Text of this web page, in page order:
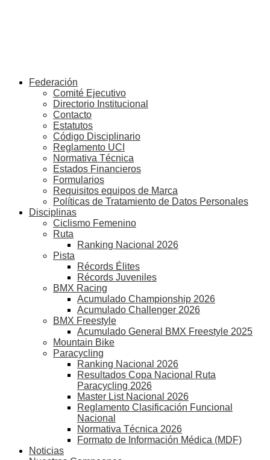
Federación
Comité Ejecutivo
Directorio Institucional
Contacto
Estatutos
Código Disciplinario
Reglamento UCI
Normativa Técnica
Estados Financieros
Formularios
Requisitos equipos de Marca
Políticas de Tratamiento de Datos Personales
Disciplinas
Ciclismo Femenino
Ruta
Ranking Nacional 2026
Pista
Récords Élites
Récords Juveniles
BMX Racing
Acumulado Championship 2026
Acumulado Challenger 2026
BMX Freestyle
Acumulado General BMX Freestyle 2025
Mountain Bike
Paracycling
Ranking Nacional 2026
Resultados Copa Nacional Ruta
Paracycling 2026
Master List Nacional 2026
Reglamento Clasificación Funcional
Nacional
Normativa Técnica 2026
Formato de Información Médica (MDF)
Noticias